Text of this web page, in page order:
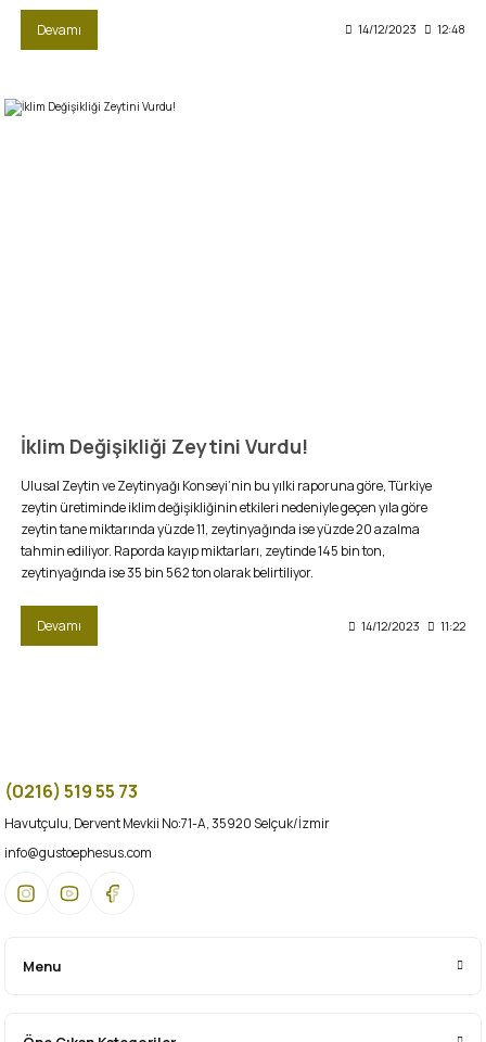
Devamı 14/12/2023 12:48
İklim Değişikliği Zeytini Vurdu!
Ulusal Zeytin ve Zeytinyağı Konseyi’nin bu yılki raporuna göre, Türkiye
zeytin üretiminde iklim değişikliğinin etkileri nedeniyle geçen yıla göre
zeytin tane miktarında yüzde 11, zeytinyağında ise yüzde 20 azalma
tahmin ediliyor. Raporda kayıp miktarları, zeytinde 145 bin ton,
zeytinyağında ise 35 bin 562 ton olarak belirtiliyor.
Devamı 14/12/2023 11:22
(0216) 519 55 73
Havutçulu, Dervent Mevkii No:71-A, 35920 Selçuk/İzmir
info@gustoephesus.com
Menu